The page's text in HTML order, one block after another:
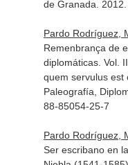
de Granada.
Pardo Rodríguez,
Remenbrança de
diplomáticas. Vol.
quem servulus est
Paleografía,
88-85054-25-7
Pardo Rodríguez,
Ser escribano en